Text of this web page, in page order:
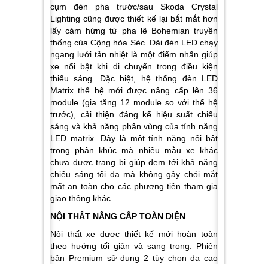
cụm đèn pha trước/sau Skoda Crystal
Lighting cũng được thiết kế lại bắt mắt hơn
lấy cảm hứng từ pha lê Bohemian truyền
thống của Cộng hòa Séc. Dải đèn LED chạy
ngang lưới tản nhiệt là một điểm nhấn giúp
xe nổi bật khi di chuyển trong điều kiện
thiếu sáng. Đặc biệt, hệ thống đèn LED
Matrix thế hệ mới được nâng cấp lên 36
module (gia tăng 12 module so với thế hệ
trước), cải thiện đáng kể hiệu suất chiếu
sáng và khả năng phân vùng của tính năng
LED matrix. Đây là một tính năng nổi bật
trong phân khúc mà nhiều mẫu xe khác
chưa được trang bị giúp đem tới khả năng
chiếu sáng tối đa mà không gây chói mắt
mất an toàn cho các phương tiện tham gia
giao thông khác.
NỘI THẤT NÂNG CẤP TOÀN DIỆN
Nội thất xe được thiết kế mới hoàn toàn
theo hướng tối giản và sang trọng. Phiên
bản Premium sử dụng 2 tùy chọn da cao